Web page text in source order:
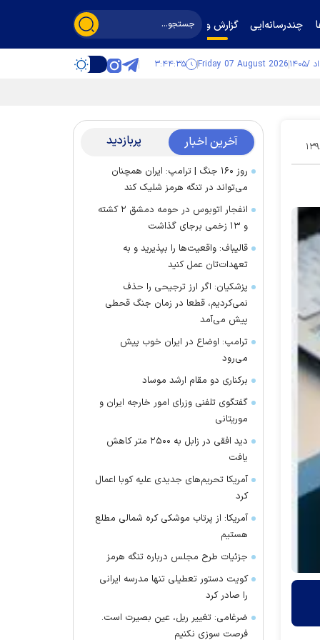
چندرسانه‌ایی گزارش و گفت‌وگو
Friday 07 August 2026 ۳:۴۴:۳۶
۰۱ آخرین اخبار پربازدید
روز ۱۶۰ جنگ | ترامپ: ایران همچنان
می‌تواند در تنگه هرمز شلیک کند
انفجار اتوبوس در حومه دمشق ۲ کشته
و ۱۳ زخمی برجای گذاشت
قالیباف: واقعیت‌ها را بپذیرید و به
تعهدات‌تان عمل کنید
پزشکیان: اگر ارز ترجیحی را حذف
نمی‌کردیم، قطعا در زمان جنگ قحطی
پیش می‌آمد
ترامپ: اوضاع در ایران خوب پیش
می‌رود
برکناری دو مقام ارشد موساد
گفتگوی تلفنی وزرای امور خارجه ایران و
موریتانی
دید افقی در زابل به ۲۵۰۰ متر کاهش
یافت
آمریکا تحریم‌های جدیدی علیه کوبا اعمال
کرد
آمریکا: از پرتاب موشکی کره شمالی مطلع
هستیم
جزئیات طرح مجلس درباره تنگه هرمز
کویت دستور تعطیلی تنها مدرسه ایرانی
را صادر کرد
ضرغامی: تغییر ریل، عین بصیرت است.
فرصت سوزی نکنیم